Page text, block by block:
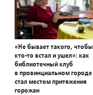
«Не бывает такого, чтобы
кто-то встал и ушел»: как
библиотечный клуб
в провинциальном городе
стал местом притяжения
горожан